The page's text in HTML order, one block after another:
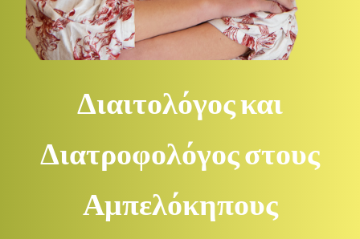
Διαιτολόγος και
Διατροφολόγος στους
Αμπελόκηπους